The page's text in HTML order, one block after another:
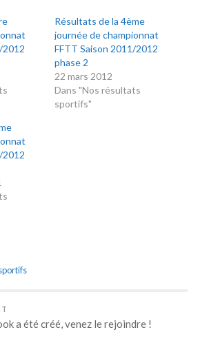
2012
Résultats de la 4ème
journée de championnat
FFTT Saison 2011/2012
phase 2
22 mars 2012
Dans "Nos résultats
sportifs"
2012
a été créé, venez le rejoindre !